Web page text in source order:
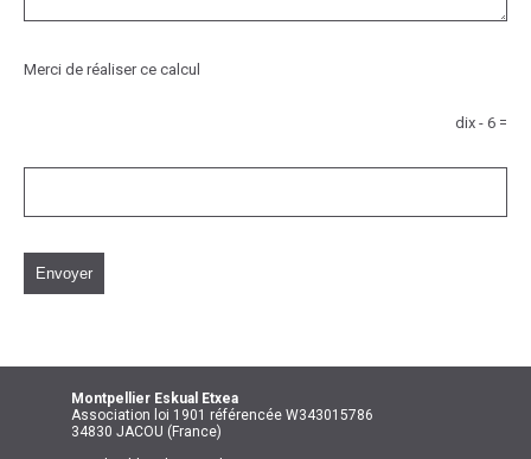
Merci de réaliser ce calcul
dix - 6 =
Envoyer
Montpellier Eskual Etxea
Association loi 1901 référencée W343015786
34830 JACOU (France)